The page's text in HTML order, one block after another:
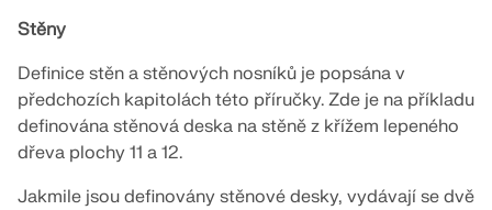
Stěny
Definice stěn a stěnových nosníků je popsána v
předchozích kapitolách této příručky. Zde je na příkladu
definována stěnová deska na stěně z křížem lepeného
dřeva plochy 11 a 12.
Jakmile jsou definovány stěnové desky, vydávají se dvě